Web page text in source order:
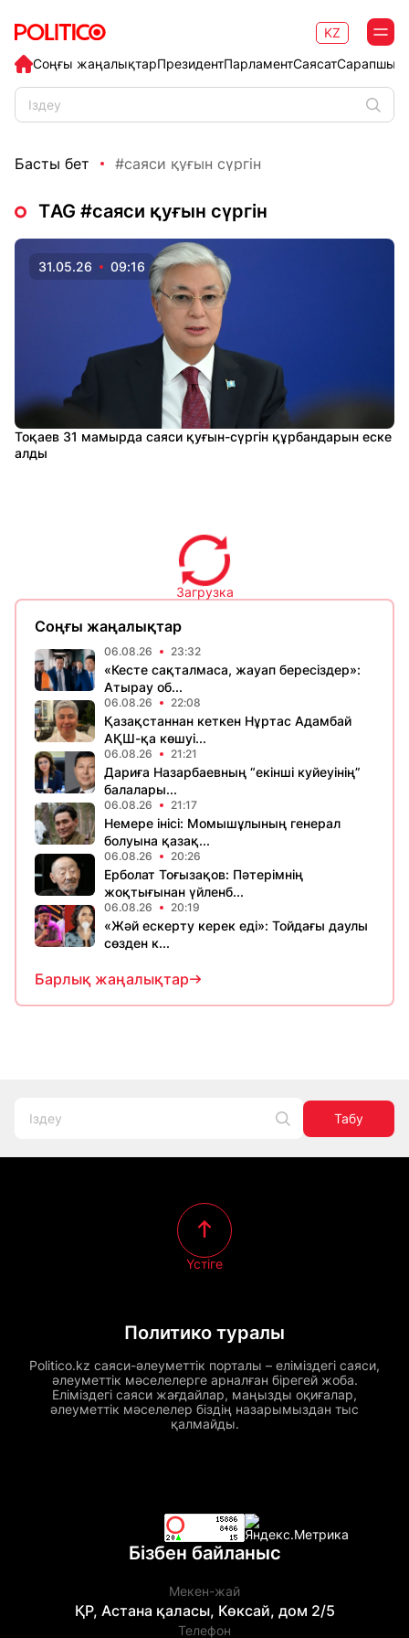
Соңғы жаңалықтарПрезидентПарламентСаясат
KZ
Басты бет #саяси қуғын сүргін
ТAG #саяси қуғын сүргін
31.05.26 09:16
Тоқаев 31 мамырда саяси қуғын-сүргін құрбандарын еске
алды
Загрузка
Соңғы жаңалықтар
06.08.26 23:32
«Кесте сақталмаса, жауап бересіздер»:
Атырау об...
06.08.26 22:08
Қазақстаннан кеткен Нұртас Адамбай
АҚШ-қа көшуі...
06.08.26 21:21
Дариға Назарбаевның “екінші куйеуінің”
балалары...
06.08.26 21:17
Немере інісі: Момышұлының генерал
болуына қазақ...
06.08.26 20:26
Ерболат Тоғызақов: Пәтерімнің
жоқтығынан үйленб...
06.08.26 20:19
«Жәй ескерту керек еді»: Тойдағы даулы
сөзден к...
Барлық жаңалықтар
Табу
Политико туралы
Politico.kz саяси-әлеуметтік порталы – еліміздегі саяси,
әлеуметтік мәселелерге арналған бірегей жоба.
Еліміздегі саяси жағдайлар, маңызды оқиғалар,
әлеуметтік мәселелер біздің назарымыздан тыс
қалмайды.
Үстіге
Бізбен байланыс
Мекен-жай
ҚР, Астана қаласы, Көксай, дом 2/5
Телефон